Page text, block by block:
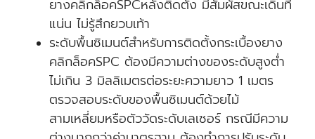
ยางคลิกล็อคSPCหลังติดตั้ง มีสัมผัสขณะเดินที่
แน่น ไม่รู้สึกยวบเท้า
ระดับพื้นซิเมนต์สำหรับการติดตั้งกระเบื้องยาง
คลิกล็อคSPC ต้องมีความต่างของระดับสูงต่ำ
ไม่เกิน 3 มิลลิเมตรต่อระยะความยาว 1 เมตร
ตรวจสอบระดับของพื้นซิเมนต์ด้วยไม้
สามเหลี่ยมหรือตัววัดระดับเลเซอร์ กรณีมีความ